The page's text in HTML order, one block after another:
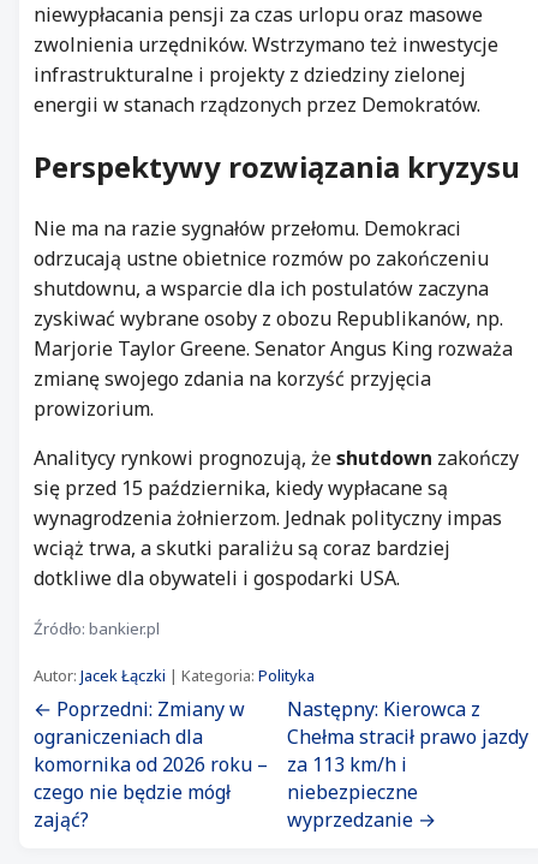
niewypłacania pensji za czas urlopu oraz masowe
zwolnienia urzędników. Wstrzymano też inwestycje
infrastrukturalne i projekty z dziedziny zielonej
energii w stanach rządzonych przez Demokratów.
Perspektywy rozwiązania kryzysu
Nie ma na razie sygnałów przełomu. Demokraci
odrzucają ustne obietnice rozmów po zakończeniu
shutdownu, a wsparcie dla ich postulatów zaczyna
zyskiwać wybrane osoby z obozu Republikanów, np.
Marjorie Taylor Greene. Senator Angus King rozważa
zmianę swojego zdania na korzyść przyjęcia
prowizorium.
Analitycy rynkowi prognozują, żeshutdown zakończy
się przed 15 października, kiedy wypłacane są
wynagrodzenia żołnierzom. Jednak polityczny impas
wciąż trwa, a skutki paraliżu są coraz bardziej
dotkliwe dla obywateli i gospodarki USA.
Źródło: bankier.pl
Autor: Jacek Łączki | Kategoria: Polityka
← Poprzedni: Zmiany w
ograniczeniach dla
komornika od 2026 roku –
czego nie będzie mógł
zająć?
Następny: Kierowca z
Chełma stracił prawo jazdy
za 113 km/h i
niebezpieczne
wyprzedzanie →